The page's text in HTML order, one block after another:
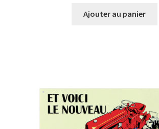
Ajouter au panier